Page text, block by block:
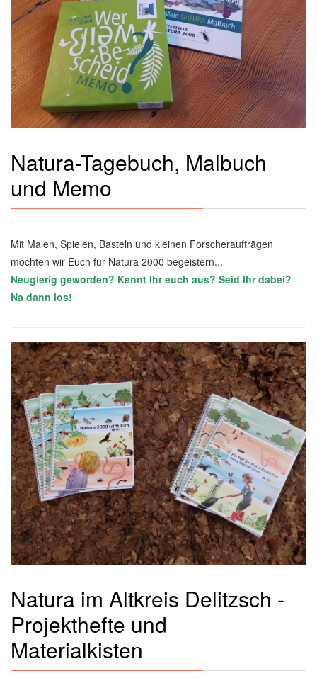
Natura-Tagebuch, Malbuch
und Memo
Mit Malen, Spielen, Basteln und kleinen Forscheraufträgen
möchten wir Euch für Natura 2000 begeistern...
Neugierig geworden? Kennt Ihr euch aus? Seid Ihr dabei?
Na dann los!
Natura im Altkreis Delitzsch -
Projekthefte und
Materialkisten